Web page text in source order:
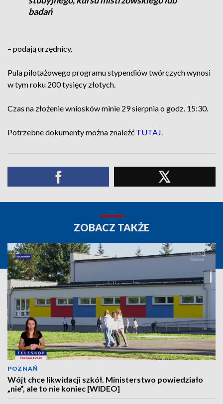
badań
– podają urzędnicy.
Pula pilotażowego programu stypendiów twórczych wynosi
w tym roku 200 tysięcy złotych.
Czas na złożenie wniosków minie 29 sierpnia o godz. 15:30.
Potrzebne dokumenty można znaleźć TUTAJ.
ZOBACZ TAKŻE
POZNAŃ
Wójt chce likwidacji szkół. Ministerstwo powiedziało
„nie”, ale to nie koniec [WIDEO]